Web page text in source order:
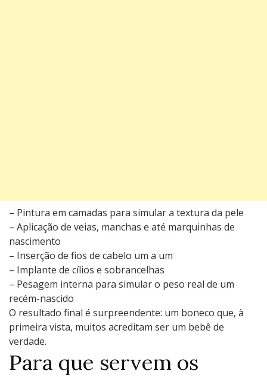
– Pintura em camadas para simular a textura da pele
– Aplicação de veias, manchas e até marquinhas de
nascimento
– Inserção de fios de cabelo um a um
– Implante de cílios e sobrancelhas
– Pesagem interna para simular o peso real de um
recém-nascido
O resultado final é surpreendente: um boneco que, à
primeira vista, muitos acreditam ser um bebê de
verdade.
Para que servem os